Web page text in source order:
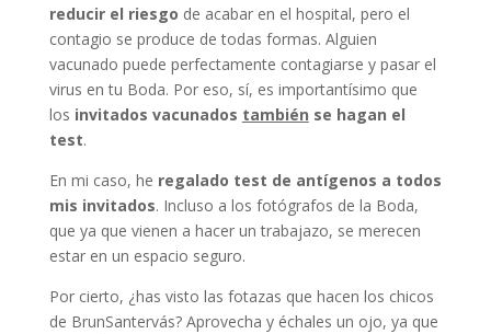
reducir el riesgo de acabar en el hospital, pero el
contagio se produce de todas formas. Alguien
vacunado puede perfectamente contagiarse y pasar el
virus en tu Boda. Por eso, sí, es importantísimo que
los invitados vacunados también se hagan el
test.
En mi caso, he regalado test de antígenos a todos
mis invitados. Incluso a los fotógrafos de la Boda,
que ya que vienen a hacer un trabajazo, se merecen
estar en un espacio seguro.
Por cierto, ¿has visto las fotazas que hacen los chicos
de BrunSantervás? Aprovecha y échales un ojo, ya que